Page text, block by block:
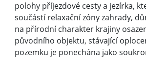
polohy příjezdové cesty a jezírka,
součástí relaxační zóny zahrady,
na přírodní charakter krajiny
původního objektu, stávající
pozemku je ponechána jako